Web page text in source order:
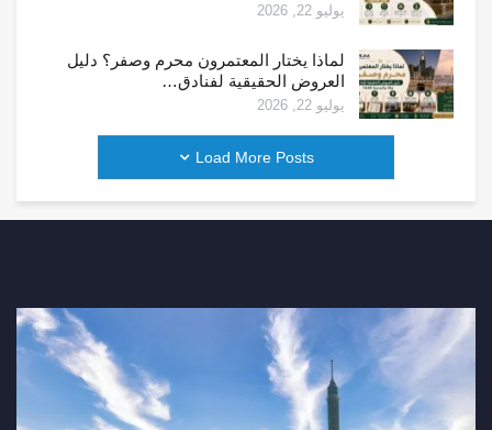
يوليو 22, 2026
لماذا يختار المعتمرون محرم وصفر؟ دليل
العروض الحقيقية لفنادق…
يوليو 22, 2026
Load More Posts